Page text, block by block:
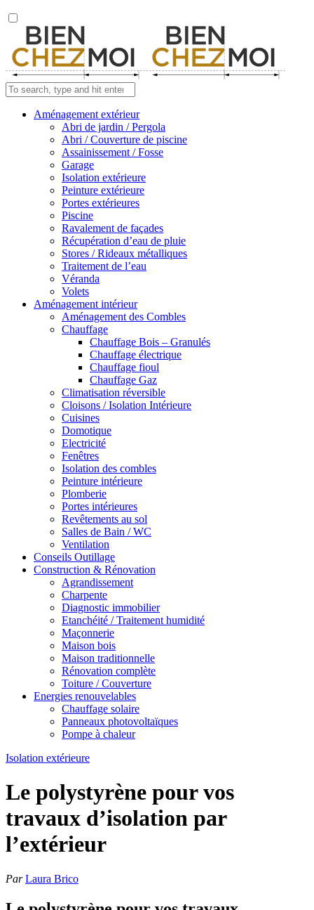
Aménagement extérieur
Abri de jardin / Pergola
Abri / Couverture de piscine
Assainissement / Fosse
Garage
Isolation extérieure
Peinture extérieure
Portes extérieures
Piscine
Ravalement de façades
Récupération d’eau de pluie
Stores / Rideaux métalliques
Traitement de l’eau
Véranda
Volets
Aménagement intérieur
Aménagement des Combles
Chauffage
Chauffage Bois – Granulés
Chauffage électrique
Chauffage fioul
Chauffage Gaz
Climatisation réversible
Cloisons / Isolation Intérieure
Cuisines
Domotique
Electricité
Fenêtres
Isolation des combles
Peinture intérieure
Plomberie
Portes intérieures
Revêtements au sol
Salles de Bain / WC
Ventilation
Conseils Outillage
Construction & Rénovation
Agrandissement
Charpente
Diagnostic immobilier
Etanchéité / Traitement humidité
Maçonnerie
Maison bois
Maison traditionnelle
Rénovation complète
Toiture / Couverture
Energies renouvelables
Chauffage solaire
Panneaux photovoltaïques
Pompe à chaleur
Isolation extérieure
Le polystyrène pour vos
travaux d’isolation par
l’extérieur
Par Laura Brico